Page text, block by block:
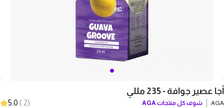
أجا عصير جوافة - 235 مللي
AGA شوف كل منتجاتAGA
(
2
)
5.0